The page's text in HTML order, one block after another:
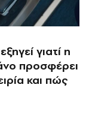
γιατί η
προσφέρει
και πώς